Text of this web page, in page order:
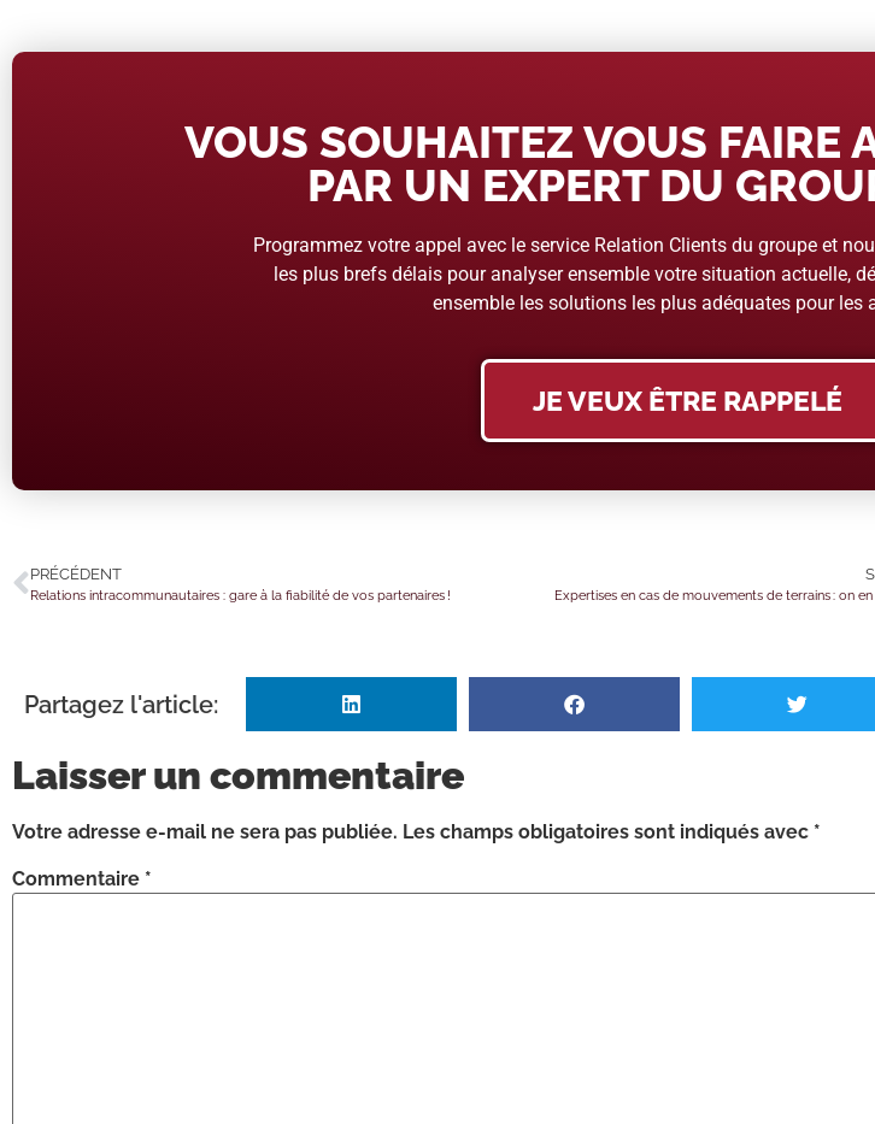
VOUS SOUHAITEZ VOUS FAIRE
PAR UN EXPERT DU
Programmez votre appel avec le service Relation Clients du groupe et
les plus brefs délais pour analyser ensemble votre situation actuelle,
ensemble les solutions les plus adéquates pour les
JE VEUX ÊTRE RAPPELÉ
PRÉCÉDENT
Relations intracommunautaires : gare à la fiabilité de vos partenaires ! Expertises en cas de mouvements de terrains : on
Partagez l'article:
Laisser un commentaire
Votre adresse e-mail ne sera pas publiée. Les champs obligatoires sont indiqués avec *
Commentaire *